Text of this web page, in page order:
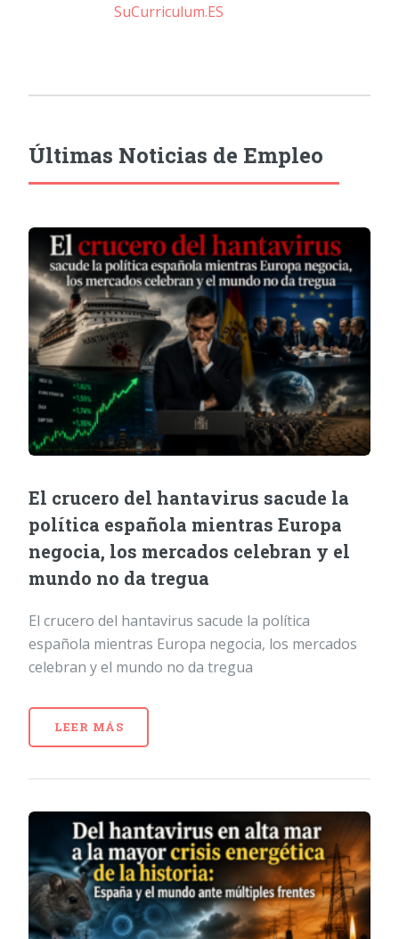
SuCurriculum.ES
Últimas Noticias de Empleo
El crucero del hantavirus sacude la
política española mientras Europa
negocia, los mercados celebran y el
mundo no da tregua
El crucero del hantavirus sacude la política
española mientras Europa negocia, los mercados
celebran y el mundo no da tregua
LEER MÁS